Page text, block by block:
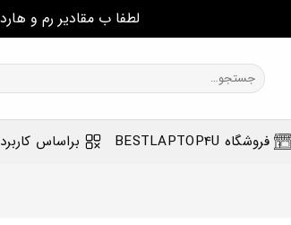
لطفا ب مقادیر رم و
جستجو
برای:
فروشگاه BESTLAPTOP4U براساس کاربرد